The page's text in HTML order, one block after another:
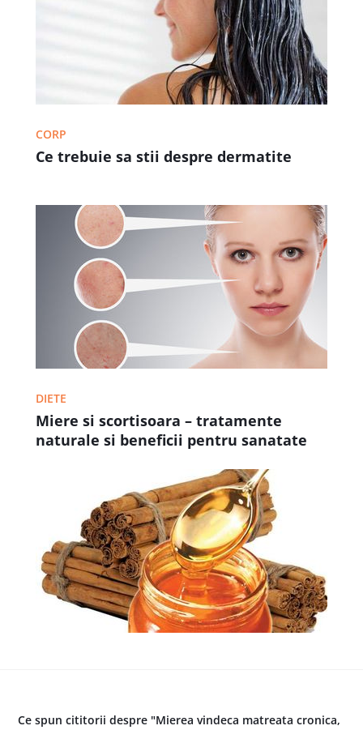
CORP
Ce trebuie sa stii despre dermatite
DIETE
Miere si scortisoara – tratamente
naturale si beneficii pentru sanatate
Ce spun cititorii despre "Mierea vindeca matreata cronica,